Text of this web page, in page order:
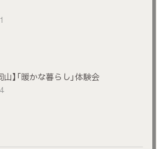
山】「暖かな暮らし」体験会